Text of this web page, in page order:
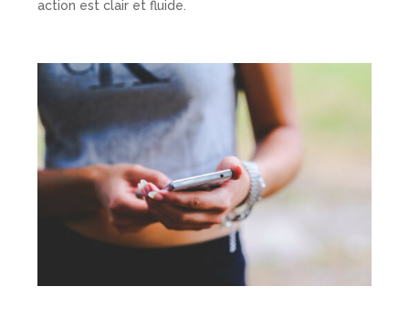
action est clair et fluide.